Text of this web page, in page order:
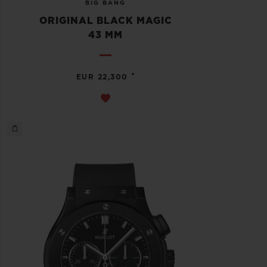
BIG BANG
ORIGINAL BLACK MAGIC
43 MM
EUR 22,300 •